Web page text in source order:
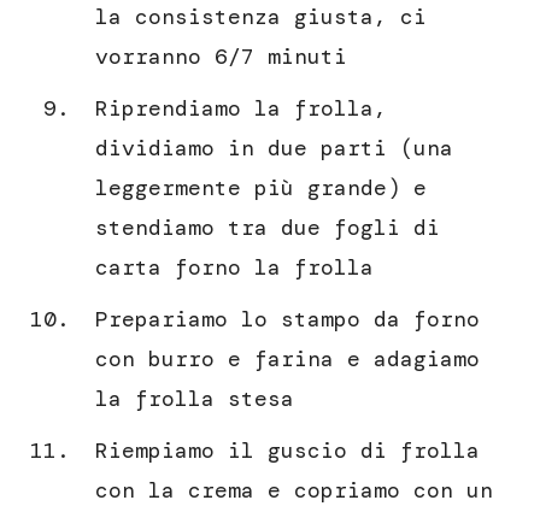
la consistenza giusta, ci
vorranno 6/7 minuti
Riprendiamo la frolla,
dividiamo in due parti (una
leggermente più grande) e
stendiamo tra due fogli di
carta forno la frolla
Prepariamo lo stampo da forno
con burro e farina e adagiamo
la frolla stesa
Riempiamo il guscio di frolla
con la crema e copriamo con un